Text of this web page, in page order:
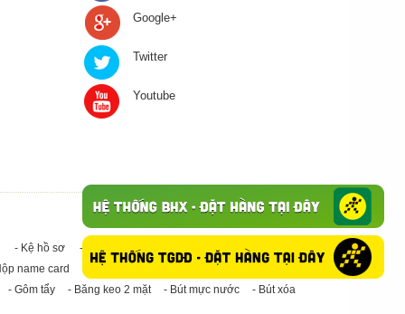
Google+
Twitter
Youtube
- Kệ hồ sơ - Giấy in A4
- Băng keo trong - Băng keo đục
name card - Giấy in A3 - Giấy vệ sinh
- Keo Silicone
- Gôm tẩy - Băng keo 2 mặt - Bút mực nước - Bút xóa